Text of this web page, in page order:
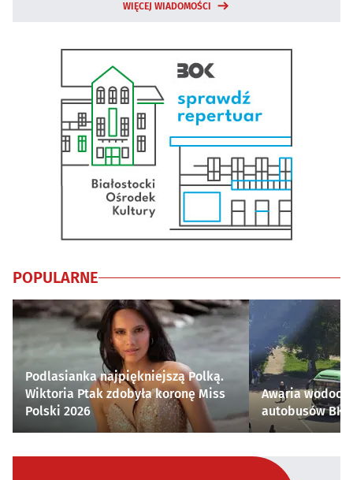
WIĘCEJ WIADOMOŚCI
POPULARNE
Podlasianka najpiękniejszą Polką.
Wiktoria Ptak zdobyła koronę Miss
Polski 2026
Awaria
autobusów